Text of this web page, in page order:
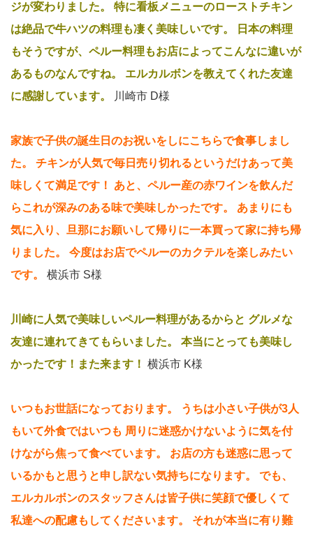
ジが変わりました。
特に看板メニューのローストチキン
は絶品で牛ハツの料理も凄く美味しいです。
日本の料理
もそうですが、ペルー料理もお店によってこんなに違いが
あるものなんですね。
エルカルボンを教えてくれた友達
に感謝しています。
川崎市 D様
家族で子供の誕生日のお祝いをしにこちらで食事しまし
た。
チキンが人気で毎日売り切れるというだけあって美
味しくて満足です！
あと、ペルー産の赤ワインを飲んだ
らこれが深みのある味で美味しかったです。
あまりにも
気に入り、旦那にお願いして帰りに一本買って家に持ち帰
りました。
今度はお店でペルーのカクテルを楽しみたい
です。
横浜市 S様
川崎に人気で美味しいペルー料理があるからと グルメな
友達に連れてきてもらいました。
本当にとっても美味し
かったです！また来ます！ 横浜市 K様
いつもお世話になっております。
うちは小さい子供が3人
もいて外食ではいつも 周りに迷惑かけないように気を付
けながら焦って食べています。
お店の方も迷惑に思って
いるかもと思うと申し訳ない気持ちになります。
でも、
エルカルボンのスタッフさんは皆子供に笑顔で優しくて
私達への配慮もしてくださいます。
それが本当に有り難